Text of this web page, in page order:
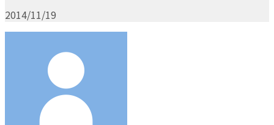
2014/11/19